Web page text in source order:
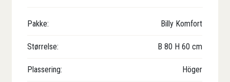
Pakke: Billy Komfort
Størrelse: B80 H60 cm
Plassering: Höger